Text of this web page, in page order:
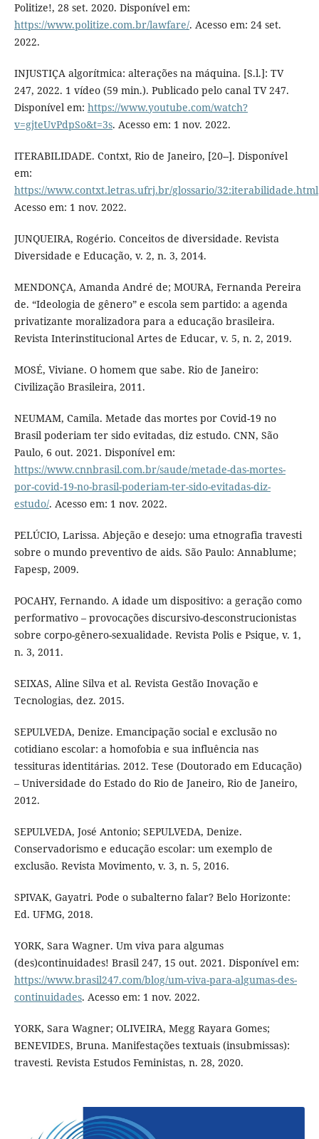
Politize!, 28 set. 2020. Disponível em:
https://www.politize.com.br/lawfare/. Acesso em: 24 set.
2022.
INJUSTIÇA algorítmica: alterações na máquina. [S.l.]: TV
247, 2022. 1 vídeo (59 min.). Publicado pelo canal TV 247.
Disponível em: https://www.youtube.com/watch?
v=gjteUvPdpSo&t=3s. Acesso em: 1 nov. 2022.
ITERABILIDADE. Contxt, Rio de Janeiro, [20--]. Disponível
em:
https://www.contxt.letras.ufrj.br/glossario/32:iterabilidade.html
Acesso em: 1 nov. 2022.
JUNQUEIRA, Rogério. Conceitos de diversidade. Revista
Diversidade e Educação, v. 2, n. 3, 2014.
MENDONÇA, Amanda André de; MOURA, Fernanda Pereira
de. “Ideologia de gênero” e escola sem partido: a agenda
privatizante moralizadora para a educação brasileira.
Revista Interinstitucional Artes de Educar, v. 5, n. 2, 2019.
MOSÉ, Viviane. O homem que sabe. Rio de Janeiro:
Civilização Brasileira, 2011.
NEUMAM, Camila. Metade das mortes por Covid-19 no
Brasil poderiam ter sido evitadas, diz estudo. CNN, São
Paulo, 6 out. 2021. Disponível em:
https://www.cnnbrasil.com.br/saude/metade-das-mortes-
por-covid-19-no-brasil-poderiam-ter-sido-evitadas-diz-
estudo/. Acesso em: 1 nov. 2022.
PELÚCIO, Larissa. Abjeção e desejo: uma etnografia travesti
sobre o mundo preventivo de aids. São Paulo: Annablume;
Fapesp, 2009.
POCAHY, Fernando. A idade um dispositivo: a geração como
performativo – provocações discursivo-desconstrucionistas
sobre corpo-gênero-sexualidade. Revista Polis e Psique, v. 1,
n. 3, 2011.
SEIXAS, Aline Silva et al. Revista Gestão Inovação e
Tecnologias, dez. 2015.
SEPULVEDA, Denize. Emancipação social e exclusão no
cotidiano escolar: a homofobia e sua influência nas
tessituras identitárias. 2012. Tese (Doutorado em Educação)
– Universidade do Estado do Rio de Janeiro, Rio de Janeiro,
2012.
SEPULVEDA, José Antonio; SEPULVEDA, Denize.
Conservadorismo e educação escolar: um exemplo de
exclusão. Revista Movimento, v. 3, n. 5, 2016.
SPIVAK, Gayatri. Pode o subalterno falar? Belo Horizonte:
Ed. UFMG, 2018.
YORK, Sara Wagner. Um viva para algumas
(des)continuidades! Brasil 247, 15 out. 2021. Disponível em:
https://www.brasil247.com/blog/um-viva-para-algumas-des-
continuidades. Acesso em: 1 nov. 2022.
YORK, Sara Wagner; OLIVEIRA, Megg Rayara Gomes;
BENEVIDES, Bruna. Manifestações textuais (insubmissas):
travesti. Revista Estudos Feministas, n. 28, 2020.